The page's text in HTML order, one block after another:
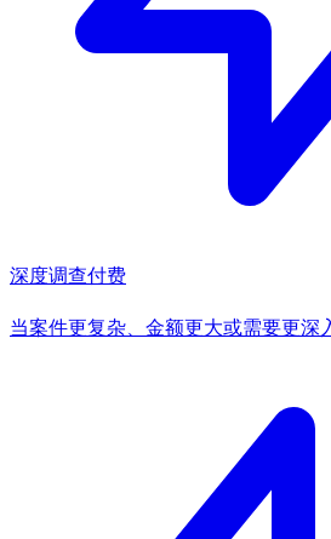
深度调查付费
当案件更复杂、金额更大或需要更深